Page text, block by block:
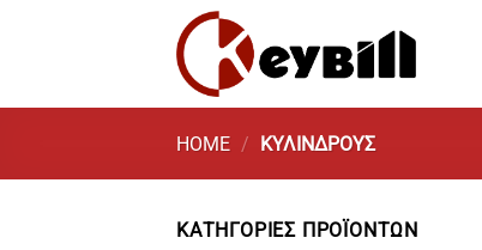
HOME / ΚΥΛΙΝΔΡΟΥΣ
ΚΑΤΗΓΟΡΙΕΣ ΠΡΟΪΟΝΤΩΝ